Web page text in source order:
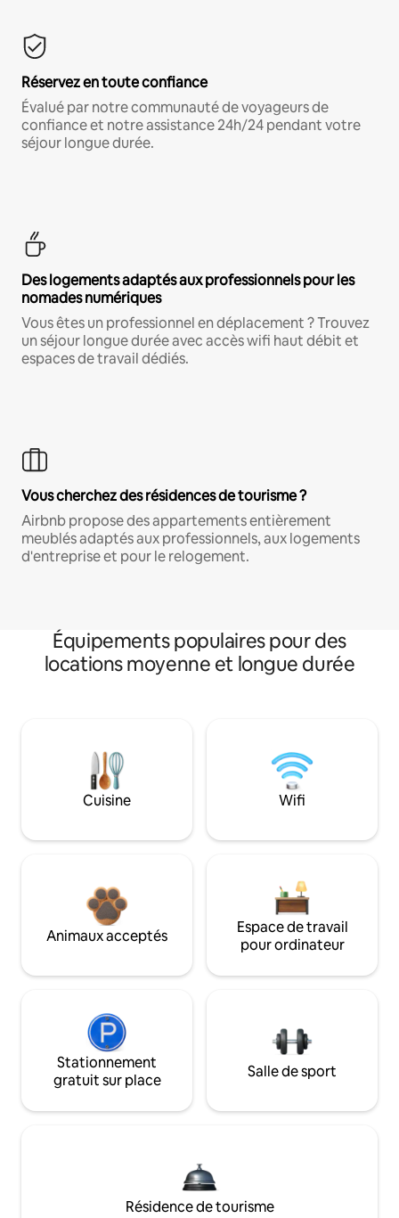
Réservez en toute confiance
Évalué par notre communauté de voyageurs de
confiance et notre assistance 24h/24 pendant votre
séjour longue durée.
Des logements adaptés aux professionnels pour les
nomades numériques
Vous êtes un professionnel en déplacement ? Trouvez
un séjour longue durée avec accès wifi haut débit et
espaces de travail dédiés.
Vous cherchez des résidences de tourisme ?
Airbnb propose des appartements entièrement
meublés adaptés aux professionnels, aux logements
d'entreprise et pour le relogement.
Équipements populaires pour des
locations moyenne et longue durée
Cuisine Wifi
Animaux acceptés
Espace de travail
pour ordinateur
Stationnement
gratuit sur place
Salle de sport
Résidence de tourisme